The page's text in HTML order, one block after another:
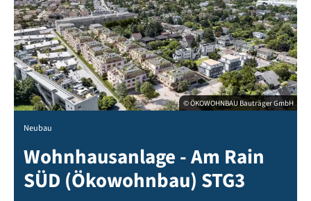
© ÖKOWOHNBAU Bauträger GmbH
Neubau
Wohnhausanlage - Am Rain
SÜD (Ökowohnbau) STG3